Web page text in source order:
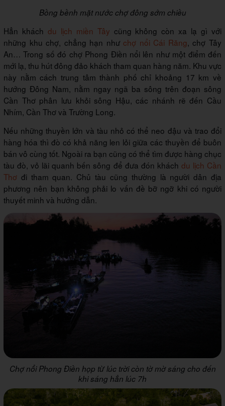
Bồng bềnh mặt nước chợ đông sớm chiều
Hẳn khách du lịch miền Tây cũng không còn xa lạ gì với
những khu chợ, chẳng hạn như chợ nổi Cái Răng, chợ Tây
An… Trong số đó chợ Phong Điền nổi lên như một điểm đến
mới lạ, thu hút đông đảo khách tham quan hàng năm. Khu vực
này nằm cách trung tâm thành phố chỉ khoảng 17 km về
hướng Đông Nam, nằm ngay ngã ba sông trên đoạn sông
Cần Thơ phân lưu khỏi sông Hậu, các nhánh rẽ đến Cầu
Nhím, Cần Thơ và Trường Long.
Nếu những thuyền lớn và tàu nhỏ có thể neo đậu và trao đổi
hàng hóa thì đò có khả năng len lỏi giữa các thuyền để buôn
bán vô cùng tốt. Ngoài ra bạn cũng có thể tìm được hàng chục
tàu đò, vỏ lãi quanh bến sông để đưa đón khách du lịch Cần
Thơ đi tham quan. Chủ tàu cũng thường là người dân địa
phương nên bạn không phải lo vấn đề bỡ ngỡ khi có người
thuyết minh và hướng dẫn.
Chợ nổi Phong Điền họp từ lúc trời còn tờ mờ sáng cho đến
khi sáng hẳn lúc 7h